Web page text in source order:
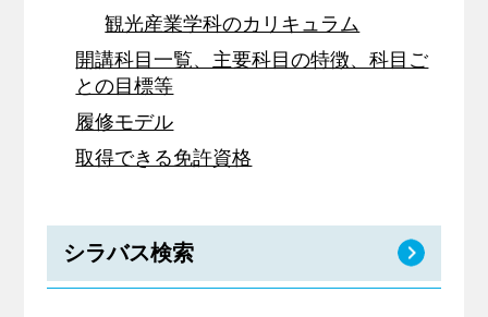
観光産業学科のカリキュラム
開講科目一覧、主要科目の特徴、科目ご
との目標等
履修モデル
取得できる免許資格
シラバス検索